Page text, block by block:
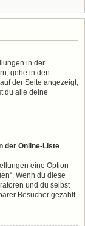
in der
gehe in den
der Seite angezeigt,
du alle deine
der Online-Liste
eine Option
Wenn du diese
und du selbst
Besucher gezählt.